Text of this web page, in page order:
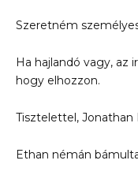
Szeretném
Ha hajlandó vagy,
hogy elhozzon.
Tisztelettel, Jonathan
Ethan némán